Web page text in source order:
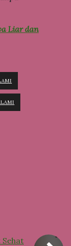
Liar dan
Sehat